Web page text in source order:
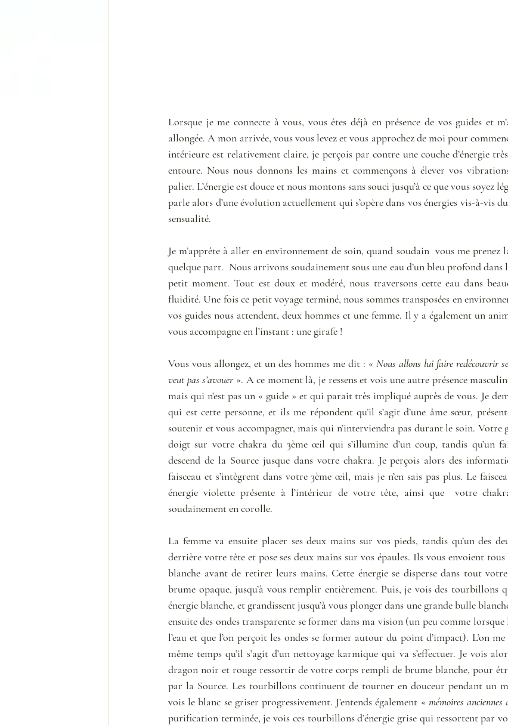
Lorsque je me connecte à vous, vous êtes déjà en présence de vos guides et
allongée. A mon arrivée, vous vous levez et vous approchez de moi pour
intérieure est relativement claire, je perçois par contre une couche d’énergie
entoure. Nous nous donnons les mains et commençons à élever vos
palier. L’énergie est douce et nous montons sans souci jusqu’à ce que vous soyez
parle alors d’une évolution actuellement qui s’opère dans vos énergies vis-à-vis
sensualité.
Je m’apprête à aller en environnement de soin, quand soudain  vous me prenez
quelque part.  Nous arrivons soudainement sous une eau d’un bleu profond dans
petit moment. Tout est doux et modéré, nous traversons cette eau dans
fluidité. Une fois ce petit voyage terminé, nous sommes transposées en
vos guides nous attendent, deux hommes et une femme. Il y a également un
vous accompagne en l’instant : une girafe !
Vous vous allongez, et un des hommes me dit : « Nous allons lui faire redécouvrir
veut pas s’avouer ». A ce moment là, je ressens et vois une autre présence
mais qui n’est pas un « guide » et qui parait très impliqué auprès de vous. Je
qui est cette personne, et ils me répondent qu’il s’agit d’une âme sœur,
soutenir et vous accompagner, mais qui n’interviendra pas durant le soin. Votre
doigt sur votre chakra du 3ème œil qui s’illumine d’un coup, tandis qu’un
descend de la Source jusque dans votre chakra. Je perçois alors des
faisceau et s’intègrent dans votre 3ème œil, mais je n’en sais pas plus. Le
énergie violette présente à l’intérieur de votre tête, ainsi que  votre
soudainement en corolle.
La femme va ensuite placer ses deux mains sur vos pieds, tandis qu’un des
derrière votre tête et pose ses deux mains sur vos épaules. Ils vous envoient tous
blanche avant de retirer leurs mains. Cette énergie se disperse dans tout
brume opaque, jusqu’à vous remplir entièrement. Puis, je vois des tourbillons
énergie blanche, et grandissent jusqu’à vous plonger dans une grande bulle
ensuite des ondes transparente se former dans ma vision (un peu comme
l’eau et que l’on perçoit les ondes se former autour du point d’impact). L’on
même temps qu’il s’agit d’un nettoyage karmique qui va s’effectuer. Je vois
dragon noir et rouge ressortir de votre corps rempli de brume blanche, pour
par la Source. Les tourbillons continuent de tourner en douceur pendant un
vois le blanc se griser progressivement. J’entends également « mémoires anciennes
purification terminée, je vois ces tourbillons d’énergie grise qui ressortent par